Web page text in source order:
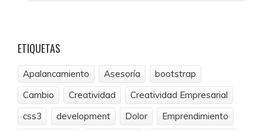
ETIQUETAS
Apalancamiento Asesoría
bootstrap
Cambio
Creatividad
Creatividad Empresarial
css3
development Dolor
Emprendimiento